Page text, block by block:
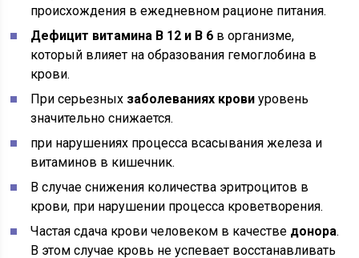
происхождения в ежедневном рационе питания.
Дефицит витамина В 12 и В 6 в организме,
который влияет на образования гемоглобина в
крови.
При серьезных заболеваниях крови уровень
значительно снижается.
при нарушениях процесса всасывания железа и
витаминов в кишечник.
В случае снижения количества эритроцитов в
крови, при нарушении процесса кроветворения.
Частая сдача крови человеком в качестве донора.
В этом случае кровь не успевает восстанавливать